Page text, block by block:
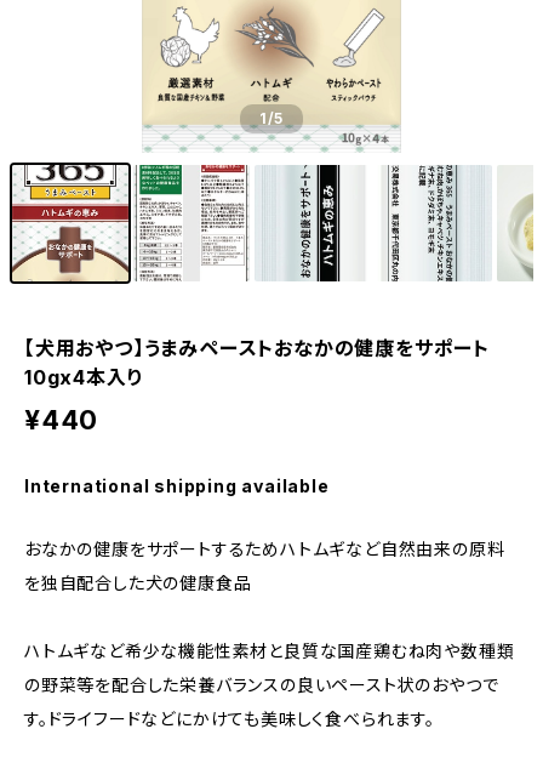
1/5
【犬用おやつ】うまみペーストおなかの健康をサポート
10gx4本入り
¥440
International shipping available
おなかの健康をサポートするためハトムギなど自然由来の原料
を独自配合した犬の健康食品
ハトムギなど希少な機能性素材と良質な国産鶏むね肉や数種類
の野菜等を配合した栄養バランスの良いペースト状のおやつで
す。ドライフードなどにかけても美味しく食べられます。